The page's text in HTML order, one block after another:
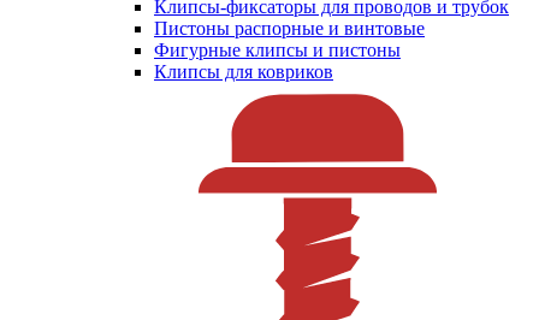
Клипсы-фиксаторы для проводов и трубок
Пистоны распорные и винтовые
Фигурные клипсы и пистоны
Клипсы для ковриков